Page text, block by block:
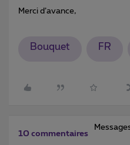
Merci d’avance,
Bouquet FR
10 commentaires